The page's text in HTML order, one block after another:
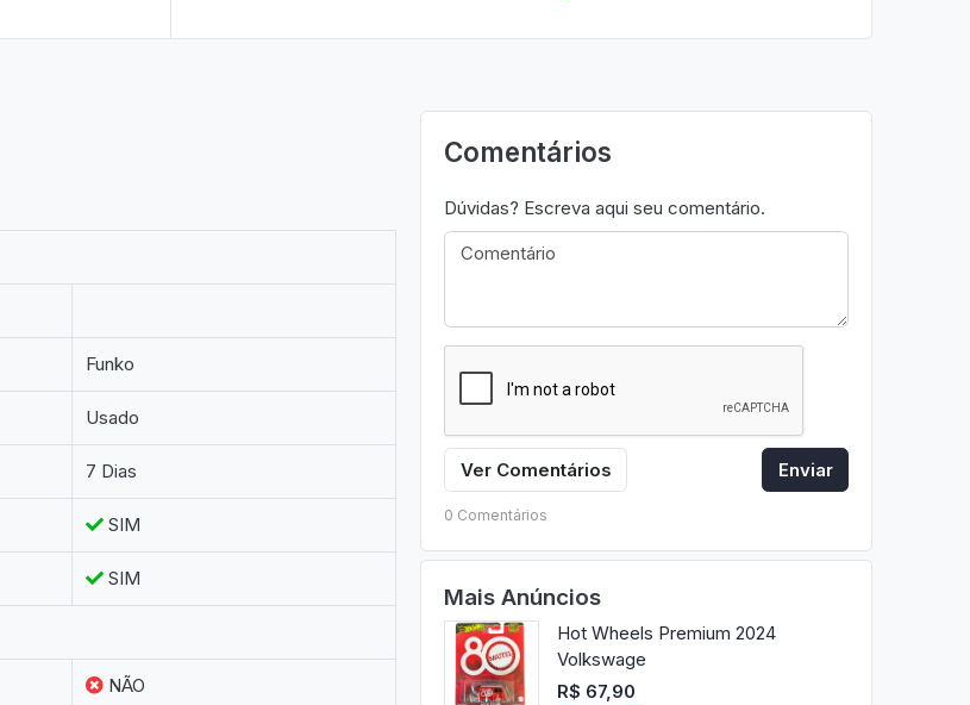
Funko
Usado
7 Dias
SIM
SIM
NÃO
Comentários
Dúvidas? Escreva aqui seu comentário.
Ver Comentários Enviar
0 Comentários
Mais Anúncios
Hot Wheels Premium 2024
Volkswage
R$ 67,90